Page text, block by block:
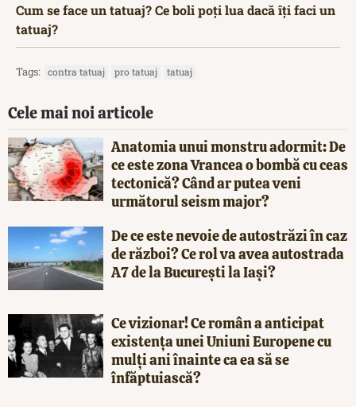
Cum se face un tatuaj? Ce boli poți lua dacă îți faci un
tatuaj?
Tags: contra tatuaj pro tatuaj tatuaj
Cele mai noi articole
Anatomia unui monstru adormit: De
ce este zona Vrancea o bombă cu ceas
tectonică? Când ar putea veni
următorul seism major?
De ce este nevoie de autostrăzi în caz
de război? Ce rol va avea autostrada
A7 de la București la Iași?
Ce vizionar! Ce român a anticipat
existența unei Uniuni Europene cu
mulți ani înainte ca ea să se
înfăptuiască?